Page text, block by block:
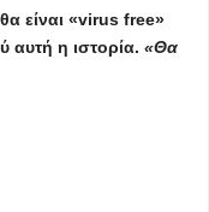
είναι «virus free»
αυτή η ιστορία. «Θα